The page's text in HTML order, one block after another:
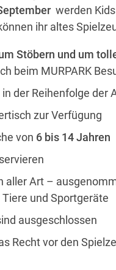
werden
ihr altes
Stöbern und um
beim MURPARK
der Reihenfolge der
zur Verfügung
von 6 bis 14 Jahren
aller Art –
und Sportgeräte
ausgeschlossen
Recht vor den